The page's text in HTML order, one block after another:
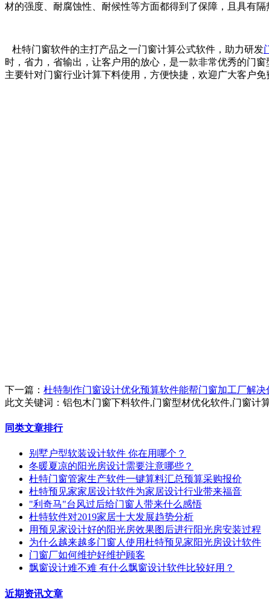
材的强度 、耐腐蚀性、耐候性等方面都得到了保障，且具有
杜特门窗软件的主打产品之一门窗计算公式软件，助力研发
时，省力 ，省输出，让客户用的放心，是一款非常优秀的门
主要针对门窗行业计算下料使用，方便快捷，欢迎广大客户
下一篇： 杜特制作门窗设计优化预算软件能帮门窗加工厂解决
此文关键词： 铝包木门窗下料软件,门窗型材优化软件,门窗计
同类文章排行
别墅户型软装设计软件 你在用哪个？
冬暖夏凉的阳光房设计需要注意哪些？
杜特门窗管家生产软件一键算料汇总预算采购报价
杜特预见家家居设计软件为家居设计行业带来福音
"利奇马"台风过后给门窗人带来什么感悟
杜特软件对2019家居十大发展趋势分析
用预见家设计好的阳光房效果图后进行阳光房安装过程
为什么越来越多门窗人使用杜特预见家阳光房设计软件
门窗厂如何维护好维护顾客
飘窗设计难不难 有什么飘窗设计软件比较好用？
近期资讯文章